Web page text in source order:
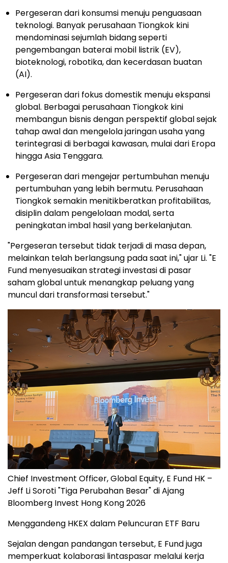
Pergeseran dari konsumsi menuju penguasaan
teknologi. Banyak perusahaan Tiongkok kini
mendominasi sejumlah bidang seperti
pengembangan baterai mobil listrik (EV),
bioteknologi, robotika, dan kecerdasan buatan
(AI).
Pergeseran dari fokus domestik menuju ekspansi
global. Berbagai perusahaan Tiongkok kini
membangun bisnis dengan perspektif global sejak
tahap awal dan mengelola jaringan usaha yang
terintegrasi di berbagai kawasan, mulai dari Eropa
hingga Asia Tenggara.
Pergeseran dari mengejar pertumbuhan menuju
pertumbuhan yang lebih bermutu. Perusahaan
Tiongkok semakin menitikberatkan profitabilitas,
disiplin dalam pengelolaan modal, serta
peningkatan imbal hasil yang berkelanjutan.
"Pergeseran tersebut tidak terjadi di masa depan,
melainkan telah berlangsung pada saat ini," ujar Li. "E
Fund menyesuaikan strategi investasi di pasar
saham global untuk menangkap peluang yang
muncul dari transformasi tersebut."
Chief Investment Officer, Global Equity, E Fund HK –
Jeff Li Soroti "Tiga Perubahan Besar" di Ajang
Bloomberg Invest Hong Kong 2026
Menggandeng HKEX dalam Peluncuran ETF Baru
Sejalan dengan pandangan tersebut, E Fund juga
memperkuat kolaborasi lintaspasar melalui kerja